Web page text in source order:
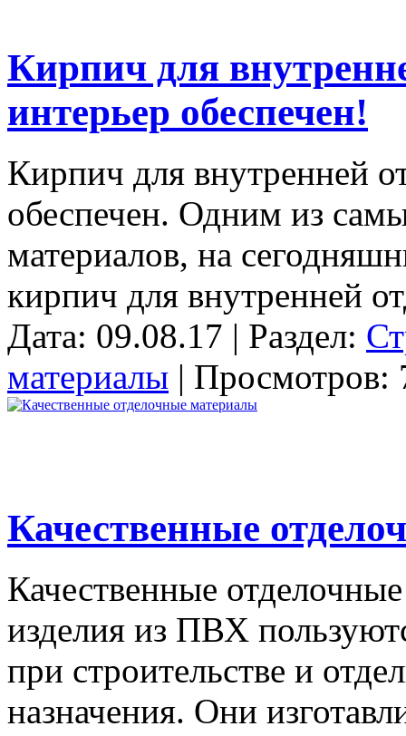
Кирпич для
интерьер обеспечен!
Кирпич для внутренней
обеспечен. Одним из
материалов, на
кирпич для внутренней
Дата: 09.08.17 | Раздел:
материалы | Просмотров:
Качественные
Качественные
изделия из ПВХ
при строительстве и
назначения. Они